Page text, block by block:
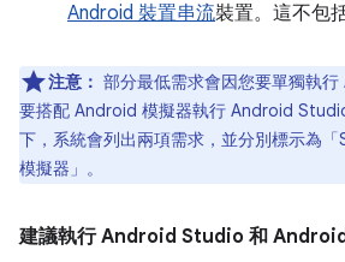
Android 裝置串流裝置。這不包
注意： 部分最低需求會因您要單獨執
要搭配 Android 模擬器執行 Android
下，系統會列出兩項需求，並分別標示為「
模擬器」 。
建議執行 Android Studio 和